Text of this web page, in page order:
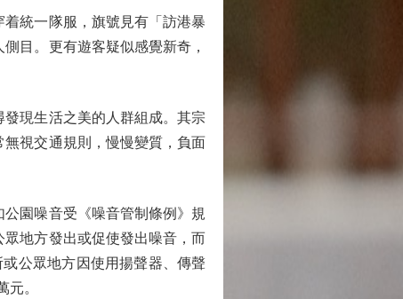
統一隊服，旗號見有「訪港暴
目。更有遊客疑似感覺新奇，
現生活之美的人群組成。其宗
視交通規則，慢慢變質，負面
園噪音受《噪音管制條例》規
地方發出或促使發出噪音，而
公眾地方因使用揚聲器、傳聲
。